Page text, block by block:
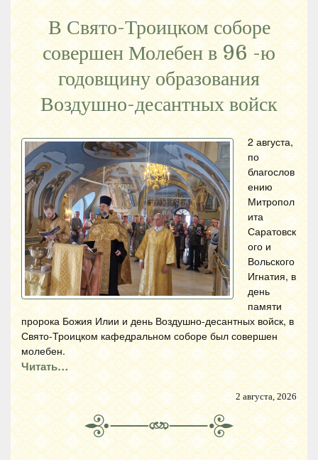
В Свято-Троицком соборе
совершен Молебен в 96 -ю
годовщину образования
Воздушно-десантных войск
2 августа,
по
благослов
ению
Митропол
ита
Саратовск
ого и
Вольского
Игнатия, в
день
памяти
пророка Божия Илии и день Воздушно-десантных войск, в
Свято-Троицком кафедральном соборе был совершен
молебен.
Читать…
2 августа, 2026